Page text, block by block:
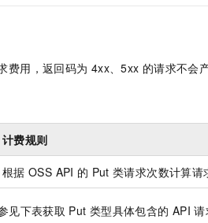
费用，返回码为 4xx、5xx 的请求不会
计费规则
根据 OSS API 的 Put 类请求次数计算请
见下表获取 Put 类型具体包含的 API 请
炼-应用模版
炼-智能体
业级 Agent
AI Native 的算法工程平台，一站式完成建模、训练、推理服务部署
Qoder HOT
万有无界
秒悟
云端极速 AI 应用
建站小程序
定制建站
模板小程序
定制小程序
APP 开发